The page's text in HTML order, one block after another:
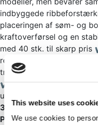
This website uses
We use cookies to
indbyggede
placeringen af søm- og
kraftoverførsel og en
med 40 stk. til skarp pris
reduceret vægt ✔
traditionelle modeller ✔
✔ CE-mærket og
udendørs brug i
399,95 kr.
På lager